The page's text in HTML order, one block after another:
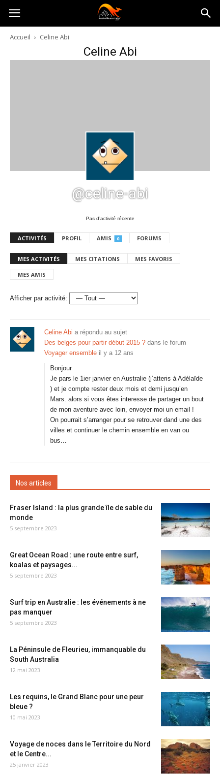
Australia-
australie.com
Accueil Celine Abi
Celine Abi
@celine-abi
Pas d’activité récente
ACTIVITÉS PROFIL AMIS 0 FORUMS
MES ACTIVITÉS MES CITATIONS MES FAVORIS
MES AMIS
Afficher par activité:
Celine Abi a répondu au sujet
Des belges pour partir début 2015 ? dans le forum
Voyager ensemble il y a 12 ans
Bonjour
Je pars le 1ier janvier en Australie (j’atteris à Adélaïde
) et je compte rester deux mois et demi jusqu’en
Mars. alors si vous êtes interesse de partager un bout
de mon aventure avec loin, envoyer moi un email !
On pourrait s’arranger pour se retrouver dand une des
villes et continuer le chemin ensemble en van ou
bus…
Nos articles
Fraser Island : la plus grande île de sable du
monde
5 septembre 2023
Great Ocean Road : une route entre surf,
koalas et paysages...
5 septembre 2023
Surf trip en Australie : les événements à ne
pas manquer
5 septembre 2023
La Péninsule de Fleurieu, immanquable du
South Australia
12 mai 2023
Les requins, le Grand Blanc pour une peur
bleue ?
10 mai 2023
Voyage de noces dans le Territoire du Nord
et le Centre...
25 janvier 2023